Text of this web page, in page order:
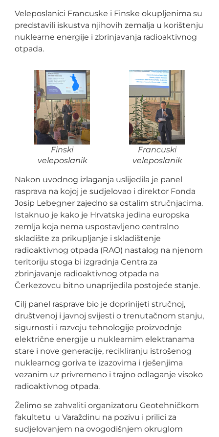
Veleposlanici Francuske i Finske okupljenima su
predstavili iskustva njihovih zemalja u korištenju
nuklearne energije i zbrinjavanja radioaktivnog
otpada.
Finski
veleposlanik
Francuski
veleposlanik
Nakon uvodnog izlaganja uslijedila je panel
rasprava na kojoj je sudjelovao i direktor Fonda
Josip Lebegner zajedno sa ostalim stručnjacima.
Istaknuo je kako je Hrvatska jedina europska
zemlja koja nema uspostavljeno centralno
skladište za prikupljanje i skladištenje
radioaktivnog otpada (RAO) nastalog na njenom
teritoriju stoga bi izgradnja Centra za
zbrinjavanje radioaktivnog otpada na
Čerkezovcu bitno unaprijedila postojeće stanje.
Cilj panel rasprave bio je doprinijeti stručnoj,
društvenoj i javnoj svijesti o trenutačnom stanju,
sigurnosti i razvoju tehnologije proizvodnje
električne energije u nuklearnim elektranama
stare i nove generacije, recikliranju istrošenog
nuklearnog goriva te izazovima i rješenjima
vezanim uz privremeno i trajno odlaganje visoko
radioaktivnog otpada.
Želimo se zahvaliti organizatoru Geotehničkom
fakultetu u Varaždinu na pozivu i prilici za
sudjelovanjem na ovogodišnjem okruglom